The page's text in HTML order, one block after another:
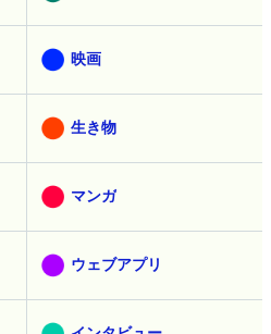
映画
生き物
マンガ
ウェブアプリ